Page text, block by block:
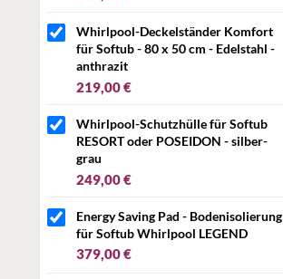
Whirlpool-Deckelständer Komfort
für Softub - 80 x 50 cm - Edelstahl -
anthrazit
219,00 €
Whirlpool-Schutzhülle für Softub
RESORT oder POSEIDON - silber-
grau
249,00 €
Energy Saving Pad - Bodenisolierung
für Softub Whirlpool LEGEND
379,00 €